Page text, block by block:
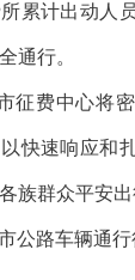
累计出动人
通行。
征费中心将
快速响应和
族群众平安出
公路车辆通